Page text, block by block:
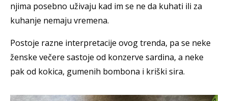
njima posebno uživaju kad im se ne da kuhati ili za
kuhanje nemaju vremena.
Postoje razne interpretacije ovog trenda, pa se neke
ženske večere sastoje od konzerve sardina, a neke
pak od kokica, gumenih bombona i kriški sira.